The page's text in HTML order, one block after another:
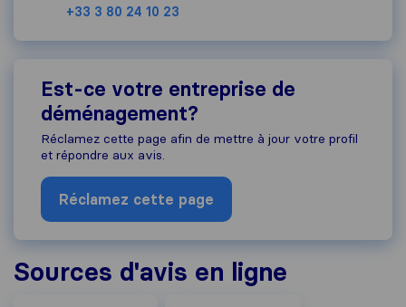
+33 3 80 24 10 23
Est-ce votre entreprise de
déménagement?
Réclamez cette page afin de mettre à jour votre profil
et répondre aux avis.
Réclamez cette page
Sources d'avis en ligne